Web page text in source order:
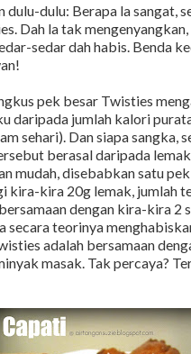
dulu-dulu: Berapa la sangat,
Dah la tak
sedar dah habis. Benda
pek besar Twisties
daripada jumlah kalori
sehari). Dan siapa sangka,
berasal daripada
mudah, disebabkan satu
kira-kira 20g lemak, jumlah
dengan kira-kira 2
secara teorinya
adalah bersamaan
masak. Tak percaya?